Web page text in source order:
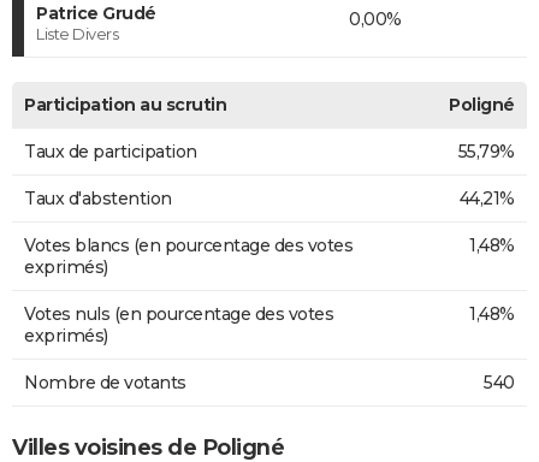
Patrice Grudé
Liste Divers
0,00%
Participation au scrutin Poligné
Taux de participation 55,79%
Taux d'abstention 44,21%
Votes blancs (en pourcentage des votes
exprimés)
1,48%
Votes nuls (en pourcentage des votes
exprimés)
1,48%
Nombre de votants 540
Villes voisines de Poligné